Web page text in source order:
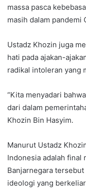
massa pasca
masih dalam pandemi
Ustadz Khozin juga
hati pada ajakan-
radikal intoleran yang
“Kita menyadari
dari dalam
Khozin Bin Hasyim.
Manurut Ustadz
Indonesia adalah final
Banjarnegara
ideologi yang